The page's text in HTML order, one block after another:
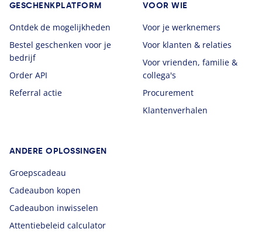
GESCHENKPLATFORM
Ontdek de mogelijkheden
Bestel geschenken voor je
bedrijf
Order API
Referral actie
VOOR WIE
Voor je werknemers
Voor klanten & relaties
Voor vrienden, familie &
collega's
Procurement
Klantenverhalen
ANDERE OPLOSSINGEN
Groepscadeau
Cadeaubon kopen
Cadeaubon inwisselen
Attentiebeleid calculator